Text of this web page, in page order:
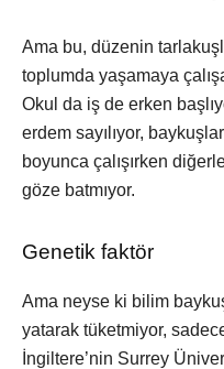
Ama bu, düzenin
toplumda yaşamaya
Okul da iş de erken
erdem sayılıyor,
boyunca çalışırken
göze batmıyor.
Genetik faktör
Ama neyse ki bilim
yatarak tüketmiyor,
İngiltere’nin Surrey